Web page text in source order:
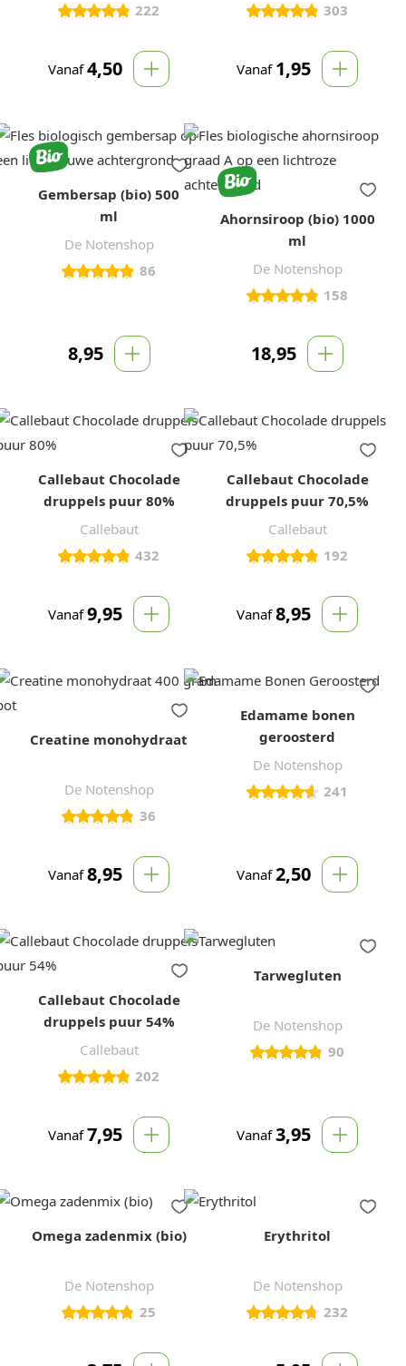
222
Vanaf 4,50
303
Vanaf 1,95
Gembersap (bio) 500
ml
De Notenshop
86
8,95
Ahornsiroop (bio) 1000
ml
De Notenshop
158
18,95
Callebaut Chocolade
druppels puur 80%
Callebaut
432
Vanaf 9,95
Callebaut Chocolade
druppels puur 70,5%
Callebaut
192
Vanaf 8,95
Creatine monohydraat
De Notenshop
36
Vanaf 8,95
Edamame bonen
geroosterd
De Notenshop
241
Vanaf 2,50
Callebaut Chocolade
druppels puur 54%
Callebaut
202
Vanaf 7,95
Tarwegluten
De Notenshop
90
Vanaf 3,95
Omega zadenmix (bio)
De Notenshop
25
Erythritol
De Notenshop
232